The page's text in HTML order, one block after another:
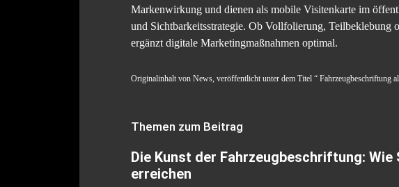
Markenwirkung und dienen als mobile Visitenkarte im
und Sichtbarkeitsstrategie. Ob Vollfolierung, Teilbeklebung
ergänzt digitale Marketingmaßnahmen optimal.
Originalinhalt von News, veröffentlicht unter dem Titel “ Fahrzeugbeschriftung
Themen zum Beitrag
Die Kunst der Fahrzeugbeschriftung:
erreichen